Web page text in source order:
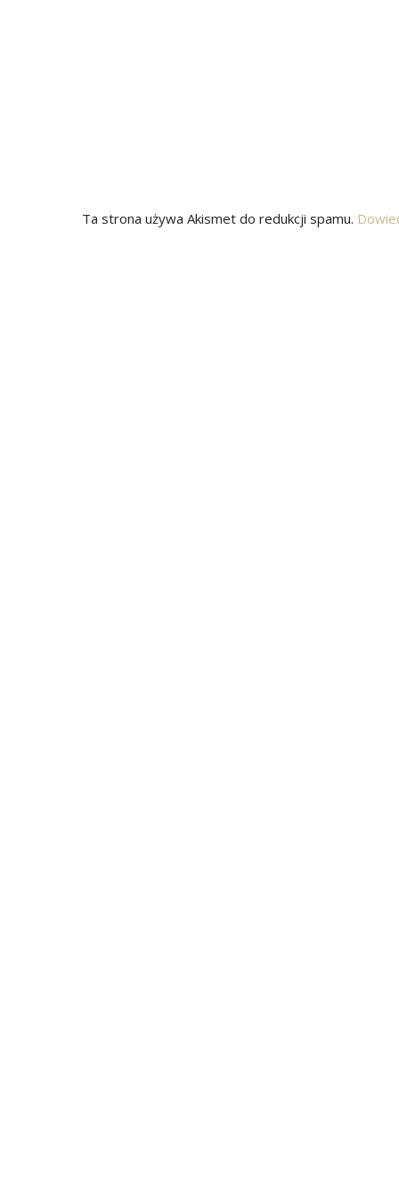
Ta strona używa Akismet do redukcji spamu.